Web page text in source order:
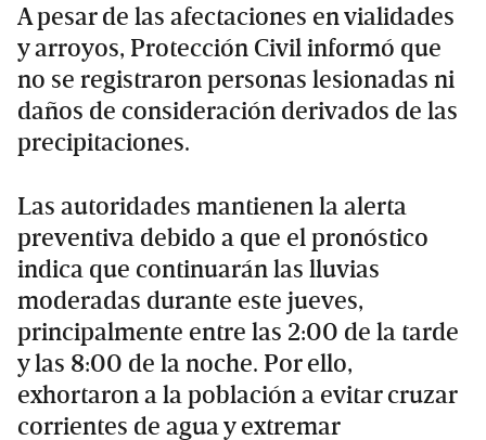
A pesar de las afectaciones en vialidades
y arroyos, Protección Civil informó que
no se registraron personas lesionadas ni
daños de consideración derivados de las
precipitaciones.
Las autoridades mantienen la alerta
preventiva debido a que el pronóstico
indica que continuarán las lluvias
moderadas durante este jueves,
principalmente entre las 2:00 de la tarde
y las 8:00 de la noche. Por ello,
exhortaron a la población a evitar cruzar
corrientes de agua y extremar